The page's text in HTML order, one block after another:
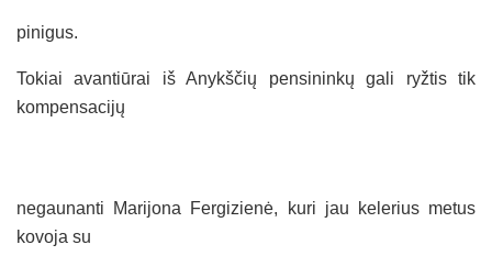
pinigus.
Tokiai avantiūrai iš Anykščių pensininkų gali ryžtis tik
kompensacijų
negaunanti Marijona Fergizienė, kuri jau kelerius metus
kovoja su